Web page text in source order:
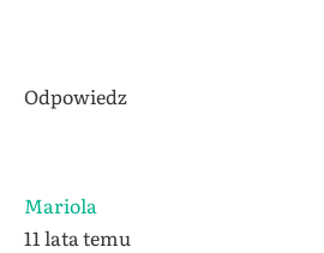
Odpowiedz
Mariola
11 lata temu